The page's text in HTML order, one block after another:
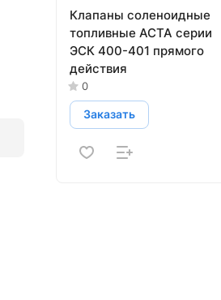
Клапаны соленоидные
топливные АСТА серии
ЭСК 400-401 прямого
действия
0
Заказать